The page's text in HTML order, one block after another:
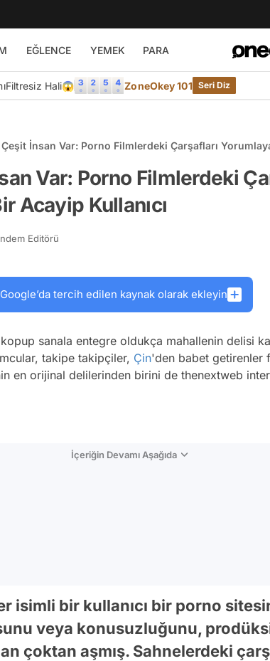
EĞLENCE YEMEK PARA
Filtresiz Hali😱 ZoneOkey 101 Seri Diz
İnsan Var: Porno Filmlerdeki Çarşafları
Var: Porno Filmlerdeki
Acayip Kullanıcı
Editörü
tercih edilen kaynak olarak ekleyin
sanala entegre oldukça mahallenin delisi
takipe takipçiler, Çin'den babet getirenler
en orijinal delilerinden birini de thenextweb
İçeriğin Devamı Aşağıda
isimli bir kullanıcı bir porno
veya konusuzluğunu,
çoktan aşmış. Sahnelerdeki